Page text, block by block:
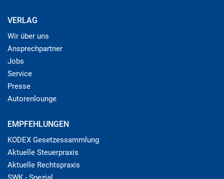
VERLAG
Wir über uns
Ansprechpartner
Jobs
Service
Presse
Autorenlounge
EMPFEHLUNGEN
KODEX Gesetzessammlung
Aktuelle Steuerpraxis
Aktuelle Rechtspraxis